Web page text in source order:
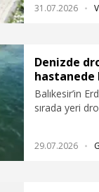
31.07.2026
Denizde
hastanede
Balıkesir’in
sırada yeri
29.07.2026